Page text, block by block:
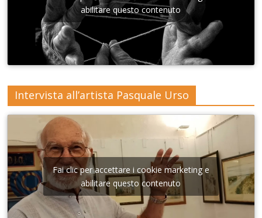
Lecce
abilitare questo contenuto
Intervista all’artista Pasquale Urso
Fai clic per accettare i cookie marketing e
abilitare questo contenuto